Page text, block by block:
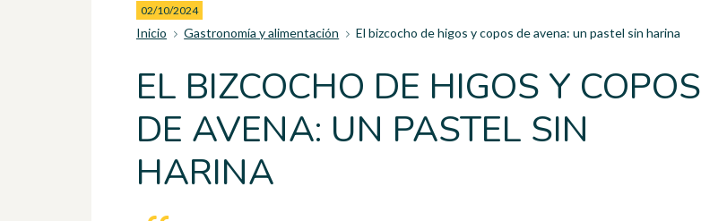
02/10/2024
Inicio Gastronomía y alimentación El bizcocho de higos y copos de avena: un pastel sin harina
EL BIZCOCHO DE HIGOS Y COPOS
DE AVENA: UN PASTEL SIN
HARINA